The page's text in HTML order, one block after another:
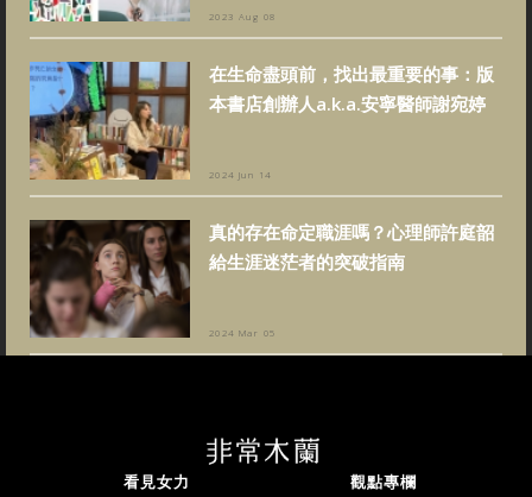
2023 Aug 08
在生命盡頭前，找出最重要的事：版
本書店創辦人a.k.a.安寧醫師謝宛婷
2024 Jun 14
真的存在命定職涯嗎？心理師許庭韶
給生涯迷茫者的突破指南
2024 Mar 05
看見女力 觀點專欄